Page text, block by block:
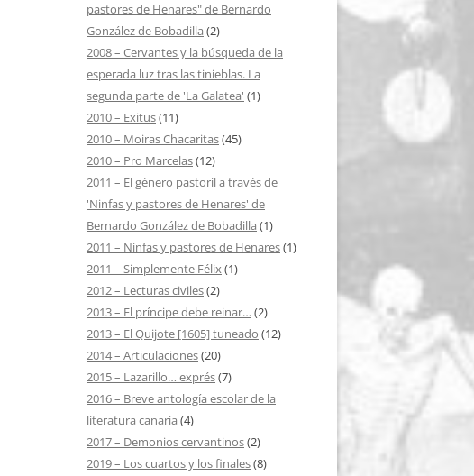
pastores de Henares" de Bernardo
González de Bobadilla (2)
2008 – Cervantes y la búsqueda de la
esperada luz tras las tinieblas. La
segunda parte de 'La Galatea' (1)
2010 – Exitus(11)
2010 – Moiras Chacaritas(45)
2010 – Pro Marcelas(12)
2011 – El género pastoril a través de
'Ninfas y pastores de Henares' de
Bernardo González de Bobadilla (1)
2011 – Ninfas y pastores de Henares(1)
2011 – Simplemente Félix(1)
2012 – Lecturas civiles(2)
2013 – El príncipe debe reinar… (2)
2013 – El Quijote [1605] tuneado (12)
2014 – Articulaciones(20)
2015 – Lazarillo… exprés(7)
2016 – Breve antología escolar de la
literatura canaria (4)
2017 – Demonios cervantinos(2)
2019 – Los cuartos y los finales(8)